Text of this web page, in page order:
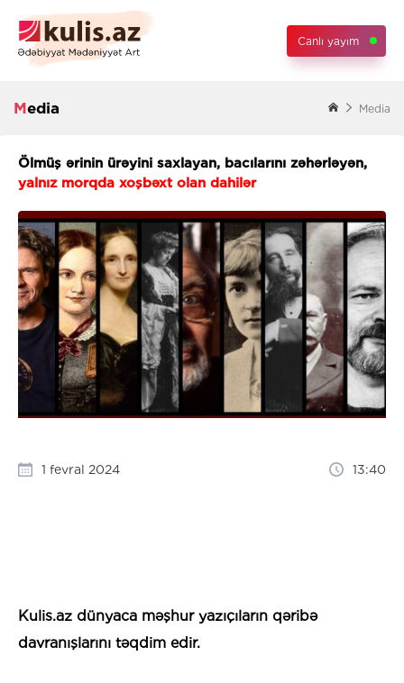
Canlı yayım
Media Media
Ölmüş ərinin ürəyini saxlayan, bacılarını zəhərləyən,
yalnız morqda xoşbəxt olan dahilər
1 fevral 2024 13:40
Kulis.az dünyaca məşhur yazıçıların qəribə
davranışlarını təqdim edir.